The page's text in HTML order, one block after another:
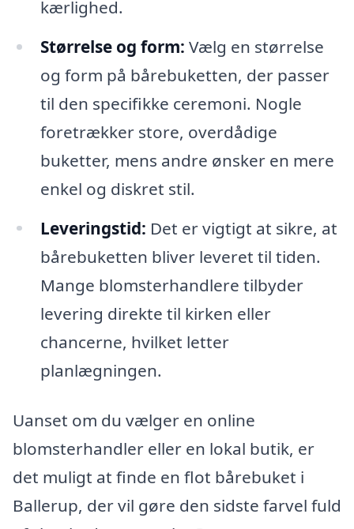
kærlighed.
Størrelse og form: Vælg en størrelse
og form på bårebuketten, der passer
til den specifikke ceremoni. Nogle
foretrækker store, overdådige
buketter, mens andre ønsker en mere
enkel og diskret stil.
Leveringstid: Det er vigtigt at sikre, at
bårebuketten bliver leveret til tiden.
Mange blomsterhandlere tilbyder
levering direkte til kirken eller
chancerne, hvilket letter
planlægningen.
Uanset om du vælger en online
blomsterhandler eller en lokal butik, er
det muligt at finde en flot bårebuket i
Ballerup, der vil gøre den sidste farvel fuld